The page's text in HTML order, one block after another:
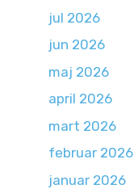
jul 2026
jun 2026
maj 2026
april 2026
mart 2026
februar 2026
januar 2026